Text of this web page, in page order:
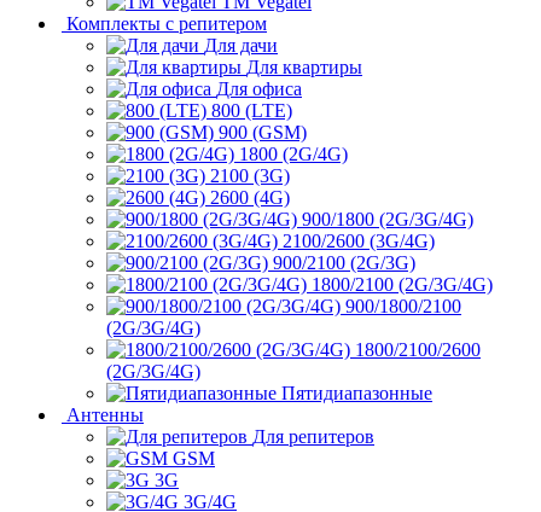
Комплекты с репитером
Для дачи
Для квартиры
Для офиса
800 (LTE)
900 (GSM)
1800 (2G/4G)
2100 (3G)
2600 (4G)
900/1800 (2G/3G/4G)
2100/2600 (3G/4G)
900/2100 (2G/3G)
1800/2100 (2G/3G/4G)
900/1800/2100
(2G/3G/4G)
1800/2100/2600
(2G/3G/4G)
Пятидиапазонные
Антенны
Для репитеров
GSM
3G
3G/4G